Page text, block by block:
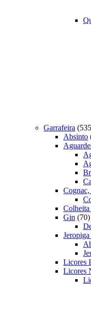
Garrafeira 535
Absinto
Colheita
Gin 7070
Licores
Licores